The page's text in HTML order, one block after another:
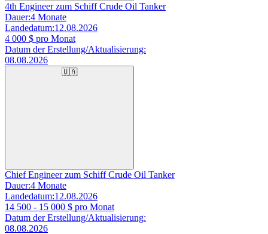
4th Engineer zum Schiff Crude Oil Tanker
Dauer:4 Monate
Landedatum:12.08.2026
4 000 $ pro Monat
Datum der Erstellung/Aktualisierung:
08.08.2026
🇺🇦
Chief Engineer zum Schiff Crude Oil Tanker
Dauer:4 Monate
Landedatum:12.08.2026
14 500 - 15 000 $ pro Monat
Datum der Erstellung/Aktualisierung:
08.08.2026